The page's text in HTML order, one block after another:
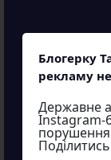
Блогерку
рекламу
Державне
Instagram-
порушення